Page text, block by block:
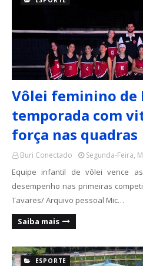
Vôlei feminino de
temporada com
força nas quadras
Buri Conectado Segunda-Feira,
Equipe infantil de vôlei vence
desempenho nas primeiras
Tavares/ Arquivo pessoal Mic…
Saiba mais
ESPORTE